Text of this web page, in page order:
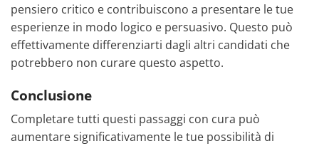
pensiero critico e contribuiscono a presentare le tue
esperienze in modo logico e persuasivo. Questo può
effettivamente differenziarti dagli altri candidati che
potrebbero non curare questo aspetto.
Conclusione
Completare tutti questi passaggi con cura può
aumentare significativamente le tue possibilità di